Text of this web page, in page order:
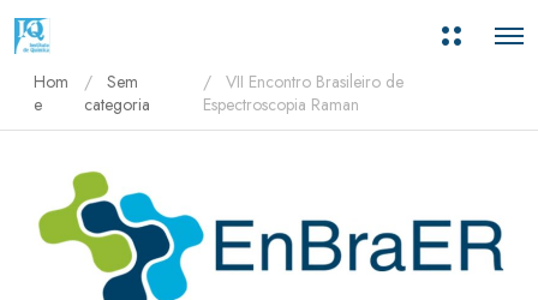
M
a
n
a
ç
õ
e
O
Hom
e
Sem
categoria
VII Encontro Brasileiro de
Espectroscopia Raman